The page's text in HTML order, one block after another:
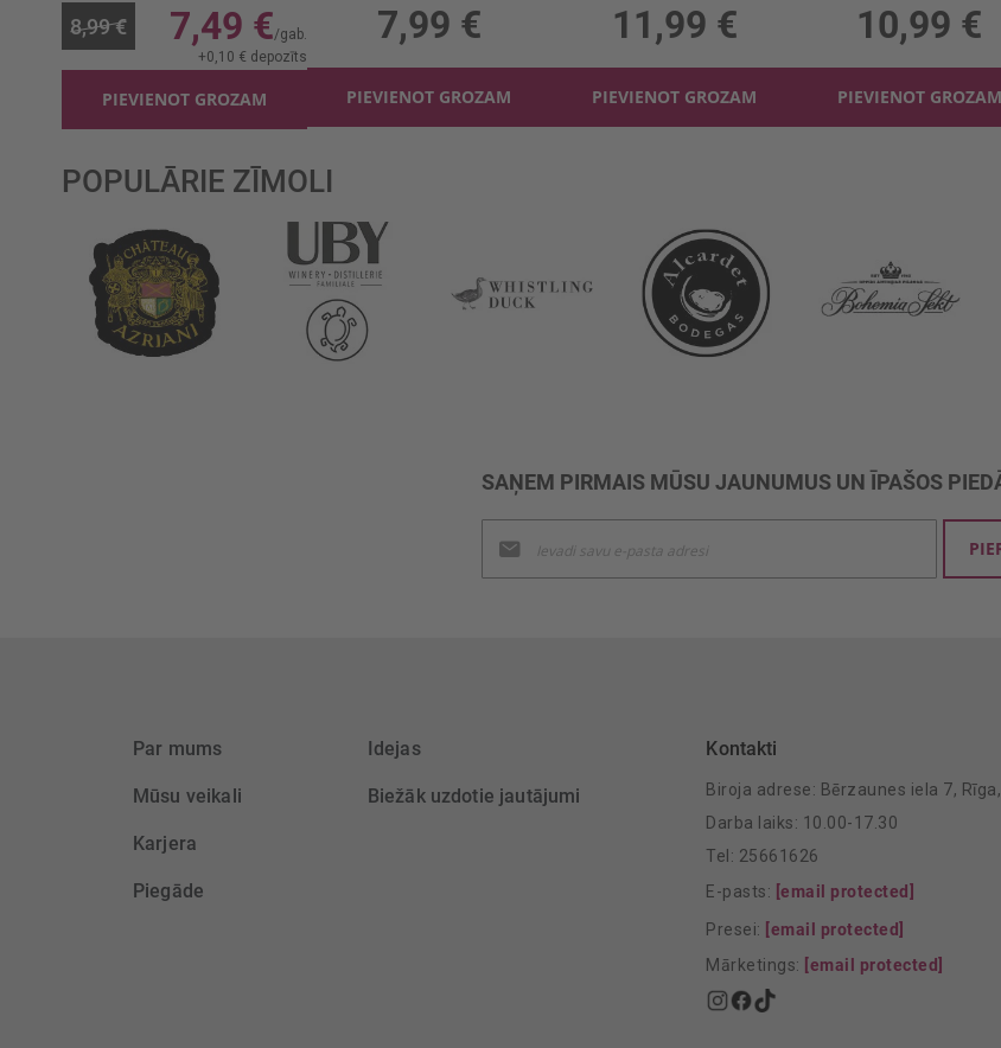
8,99 € 7,49 €
+0,10 € depozīts
PIEVIENOT GROZAM
7,99 €
PIEVIENOT GROZAM
11,99 €
PIEVIENOT GROZAM
10,99 €
PIEVIENOT GROZAM
POPULĀRIE ZĪMOLI
SAŅEM PIRMAIS MŪSU JAUNUMUS UN ĪPAŠOS
jaunumu
saņemšanai:
Par mums
Mūsu veikali
Karjera
Piegāde
Idejas
Biežāk uzdotie jautājumi
Kontakti
Biroja adrese: Bērzaunes iela 7,
Darba laiks: 10.00-17.30
Tel: 25661626
E-pasts: [email protected]
Presei: [email protected]
Mārketings: [email protected]